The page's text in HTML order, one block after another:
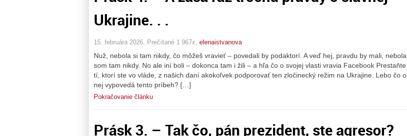
Ukrajine. . .
15. februára 2026, Prečítané 1 967x, elenaistvanova
Nuž, nebola si tam nikdy, čo môžeš vravieť – povedali by podaktorí. A veď hej, pravdu by mali, nebola
som tam nikdy. No ale iní boli – dokonca tam i žili – a hľa čo o svojej vlasti vravia Facebook Prestaňte
tí, ktorí ste vo vláde, z našich daní akokoľvek podporovať ten zločinecký režim na Ukrajine. Lebo čo o
nej vypovedá tento príbeh? […]
Pokračovanie článku
Prásk 3. – Tak čo, pán prezident, ste agresor?